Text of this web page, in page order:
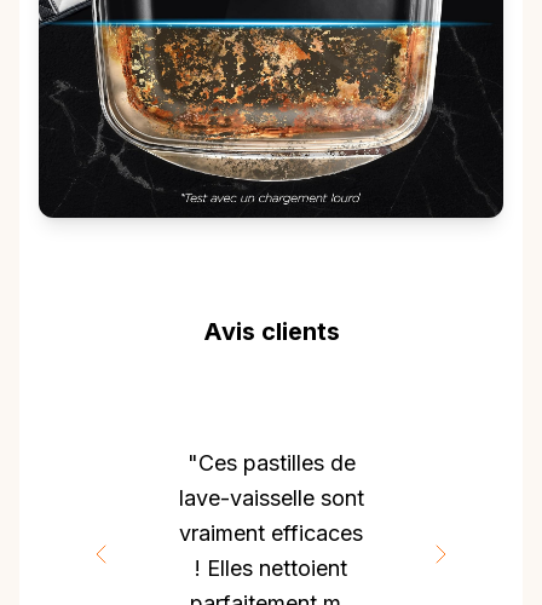
Avis clients
"Ces pastilles de
lave-vaisselle sont
vraiment efficaces
! Elles nettoient